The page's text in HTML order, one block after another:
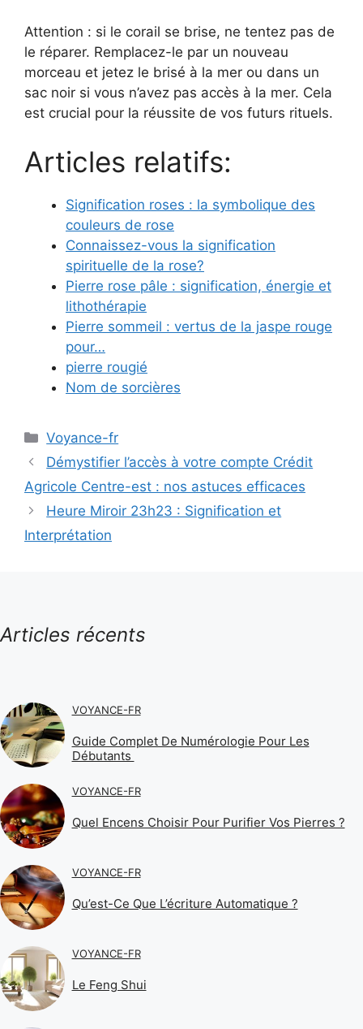
Attention : si le corail se brise, ne tentez pas de
le réparer. Remplacez-le par un nouveau
morceau et jetez le brisé à la mer ou dans un
sac noir si vous n’avez pas accès à la mer. Cela
est crucial pour la réussite de vos futurs rituels.
Articles relatifs:
Signification roses : la symbolique des
couleurs de rose
Connaissez-vous la signification
spirituelle de la rose?
Pierre rose pâle : signification, énergie et
lithothérapie
Pierre sommeil : vertus de la jaspe rouge
pour…
pierre rougié
Nom de sorcières
Catégories
Voyance-fr
Démystifier l’accès à votre compte Crédit
Agricole Centre-est : nos astuces efficaces
Heure Miroir 23h23 : Signification et
Interprétation
Articles récents
VOYANCE-FR
Guide Complet De Numérologie Pour Les
Débutants
VOYANCE-FR
Quel Encens Choisir Pour Purifier Vos Pierres ?
VOYANCE-FR
Qu’est-Ce Que L’écriture Automatique ?
VOYANCE-FR
Le Feng Shui